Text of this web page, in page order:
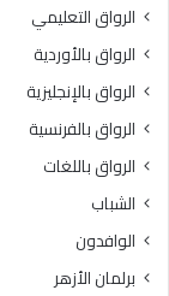
الرواق التعليمي
الرواق بالأوردية
الرواق بالإنجليزية
الرواق بالفرنسية
الرواق باللغات
الشباب
الوافدون
برلمان الأزهر